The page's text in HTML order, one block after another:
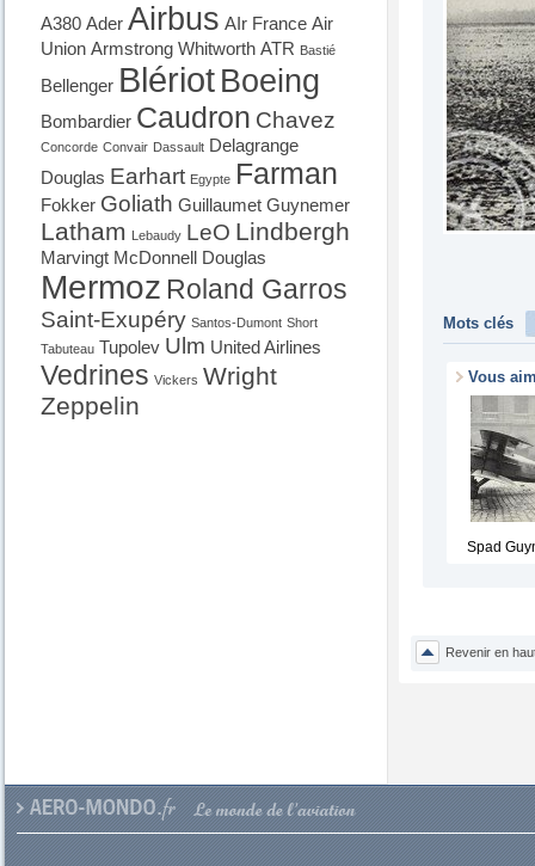
A380 Ader Airbus AIr France Air
Union Armstrong Whitworth ATR Bastié
Bellenger Blériot Boeing
Bombardier Caudron Chavez
Concorde Convair Dassault Delagrange
Douglas Earhart Egypte Farman
Fokker Goliath Guillaumet Guynemer
Latham Lebaudy LeO Lindbergh
Marvingt McDonnell Douglas
Mermoz Roland Garros
Saint-Exupéry Santos-Dumont Short
Tabuteau Tupolev Ulm United Airlines
Vedrines Vickers Wright
Zeppelin
Mots clés
Vous
Spad
Revenir en